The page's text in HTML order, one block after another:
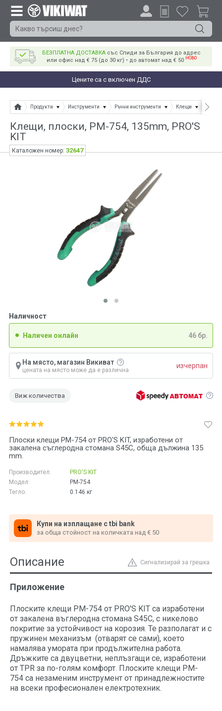
БЕЗПЛАТНА ДОСТАВКА със Спиди за България до адрес
или офис над € 75 (до 30 кг) • до автомат над € 50 НОВО
Цените са с включен ДДС
Продукти Инструменти Ръчни инструменти Клещи Клещи
Клещи, плоски, PM-754, 135mm, PRO'S
KIT
Плоски клещи PM-754 от PRO'S KIT, изработени от
закалена съглеродна стомана S45C, обща дължина 135
mm.
Производител:
PRO'S KIT
Модел:
PM-754
Тегло:
0.146 кг
Купи на изплащане с tbi bank
за обща стойност на количката над € 50
Наличност
Наличен онлайн 46 бр.
На място, магазин Викиват
цената на място може да е различна
изчерпан
Виж количества
Каталожен номер: 32647
Сигнализирай за грешка
Описание
Приложение
Плоските клещи PM-754 от PRO'S KIT са изработени
от закалена въглеродна стомана S45C, с никелово
покритие за устойчивост на корозия. Те разполагат и с
пружинен механизъм (отварят се сами), което
намалява умората при продължителна работа.
Дръжките са двуцветни, неплъзгащи се, изработени
от TPR за по-голям комфорт. Плоските клещи PM-
754 са незаменим инструмент от принадлежностите
на всеки професионален електротехник.